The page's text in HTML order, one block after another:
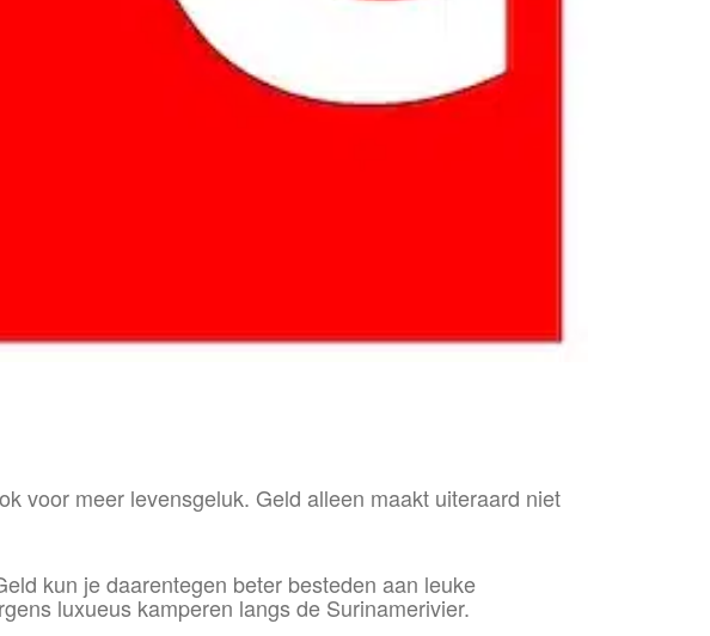
voor meer levensgeluk. Geld alleen maakt uiteraard niet
kun je daarentegen beter besteden aan leuke
luxueus kamperen langs de Surinamerivier.